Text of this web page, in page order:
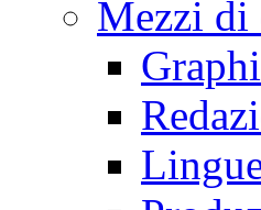
Mezzi di